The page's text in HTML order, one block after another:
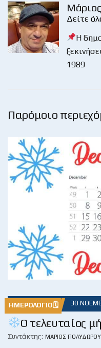
Δείτε
Η
1989
Παρόμοιο
ΗΜΕΡΟΛΌΓΙΟ🗓 30
Ο τελευταίος
Συντάκτης: ΜΆΡΙΟΣ ΠΟΛΥΔΏΡΟΥ